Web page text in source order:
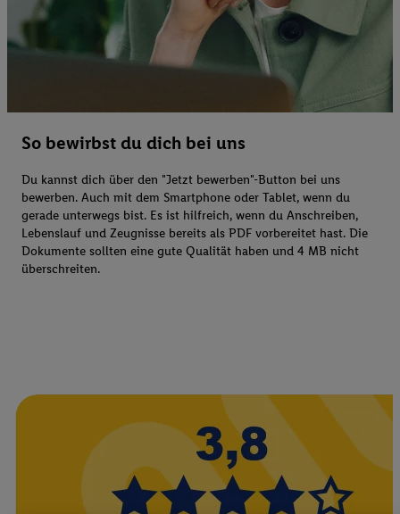
So bewirbst du dich bei uns
Du kannst dich über den "Jetzt bewerben"-Button bei uns
bewerben. Auch mit dem Smartphone oder Tablet, wenn du
gerade unterwegs bist. Es ist hilfreich, wenn du Anschreiben,
Lebenslauf und Zeugnisse bereits als PDF vorbereitet hast. Die
Dokumente sollten eine gute Qualität haben und 4 MB nicht
überschreiten.